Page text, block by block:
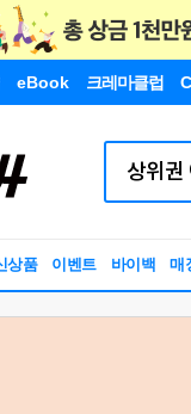
eBook 크레마클럽
상품 이벤트 바이백 매